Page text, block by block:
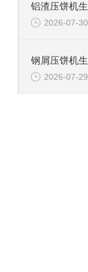
2026-07-30
2026-07-29